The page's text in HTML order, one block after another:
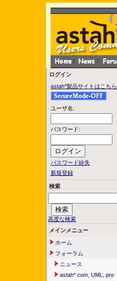
ログイン
astah*製品サイトはこちら
ユーザ名:
パスワード:
パスワード紛失
新規登録
検索
高度な検索
メインメニュー
ホーム
フォーラム
ニュース
astah* com, UML, pro